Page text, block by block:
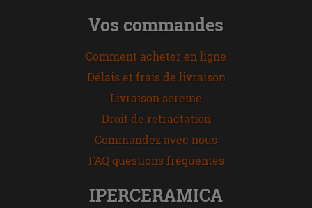
Vos commandes
Comment acheter en ligne
Délais et frais de livraison
Livraison sereine
Droit de rétractation
Commandez avec nous
FAQ questions fréquentes
IPERCERAMICA